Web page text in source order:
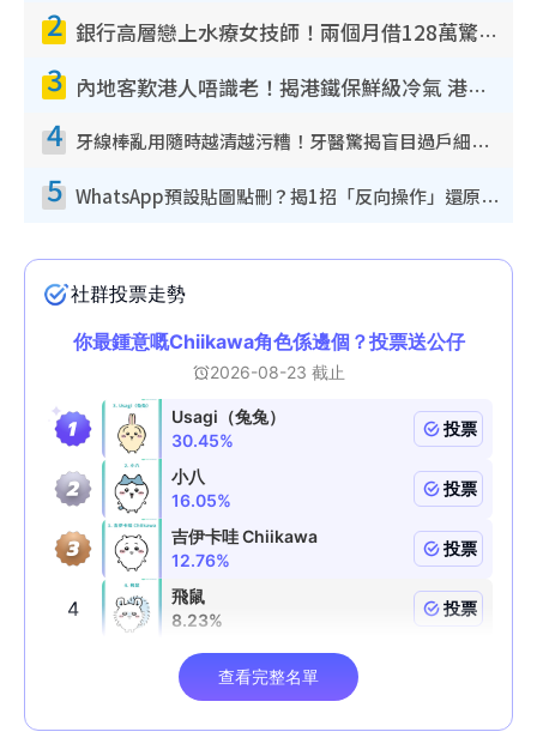
2 銀行高層戀上水療女技師！兩個月借128萬驚覺「沉船」沉落火海 揭背後疑似邪教操控賣淫
3 內地客歎港人唔識老！揭港鐵保鮮級冷氣 港人求放過：咪投訴
4 牙線棒亂用隨時越清越污糟！牙醫驚揭盲目過戶細菌恐致蛀牙：呢種先係日常真保養
5 WhatsApp預設貼圖點刪？揭1招「反向操作」還原簡潔介面 附3步實測教學